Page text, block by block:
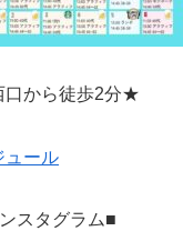
から徒歩2分★
ュール
スタグラム■